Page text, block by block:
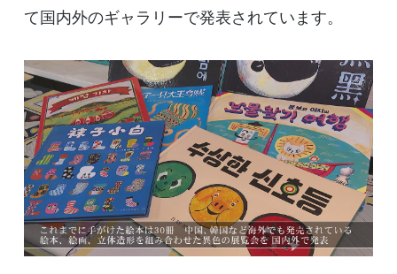
て国内外のギャラリーで発表されています。